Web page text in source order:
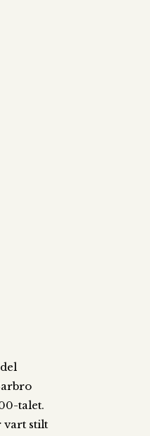
talet.
vart stilt